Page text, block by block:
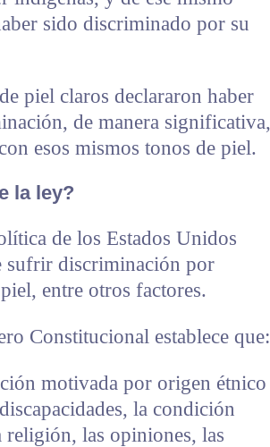
sido discriminado por su
piel claros declararon haber
de manera significativa,
esos mismos tonos de piel.
la ley?
de los Estados Unidos
sufrir discriminación por
entre otros factores.
Constitucional establece que:
motivada por origen étnico
la condición
religión, las opiniones, las